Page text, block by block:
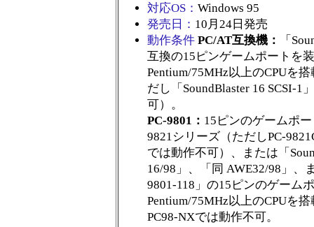
対応OS： Windows 95
発売日： 10月24日発売
動作条件 PC/AT互換機：
「
互換の15ピンゲームポートを
Pentium/75MHz以上のCPUを
だし「SoundBlaster 16 SCSI-1
可）。
PC-9801： 15ピンのゲームポ
9821シリーズ（ただしPC-
では動作不可）、または「
16/98」、「同 AWE32/98」、
9801-118」の15ピンのゲーム
Pentium/75MHz以上のCPUを
PC98-NXでは動作不可。